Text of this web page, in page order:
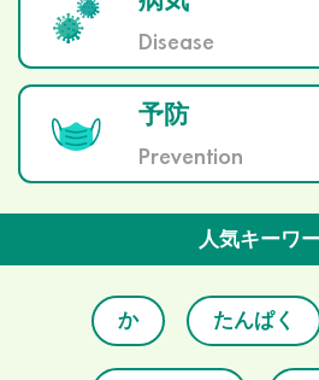
Disease
予防
Prevention
人気キーワ
か たんぱく